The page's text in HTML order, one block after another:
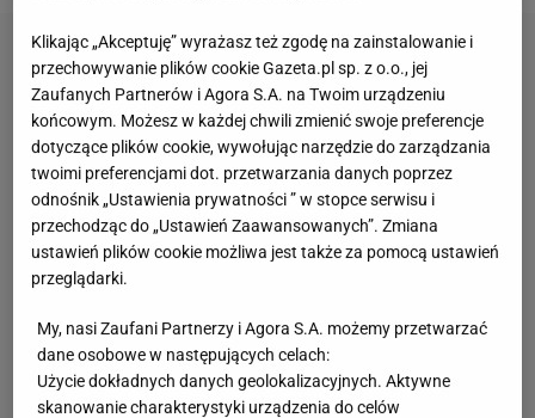
Klikając „Akceptuję” wyrażasz też zgodę na zainstalowanie i
przechowywanie plików cookie Gazeta.pl sp. z o.o., jej
Zaufanych Partnerów i Agora S.A. na Twoim urządzeniu
końcowym. Możesz w każdej chwili zmienić swoje preferencje
dotyczące plików cookie, wywołując narzędzie do zarządzania
twoimi preferencjami dot. przetwarzania danych poprzez
odnośnik „Ustawienia prywatności ” w stopce serwisu i
przechodząc do „Ustawień Zaawansowanych”. Zmiana
ustawień plików cookie możliwa jest także za pomocą ustawień
przeglądarki.
My, nasi Zaufani Partnerzy i Agora S.A. możemy przetwarzać
dane osobowe w następujących celach:
Użycie dokładnych danych geolokalizacyjnych. Aktywne
skanowanie charakterystyki urządzenia do celów